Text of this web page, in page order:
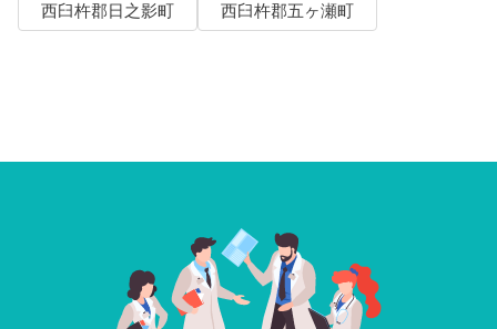
西臼杵郡日之影町
西臼杵郡五ヶ瀬町